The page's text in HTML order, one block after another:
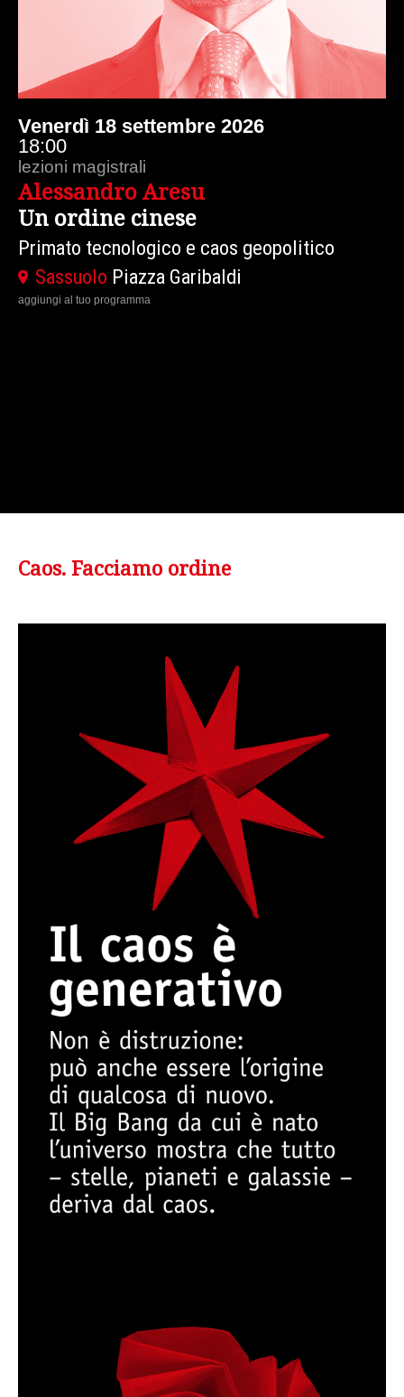
Venerdì 18 settembre 2026
18:00
lezioni magistrali
Alessandro Aresu
Un ordine cinese
Primato tecnologico e caos geopolitico
Sassuolo Piazza Garibaldi
aggiungi al tuo programma
Caos. Facciamo ordine